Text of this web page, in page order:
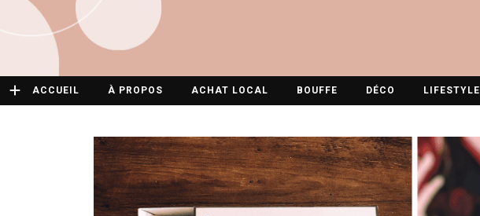
ACCUEIL À PROPOS ACHAT LOCAL BOUFFE DÉCO LIFESTYLE